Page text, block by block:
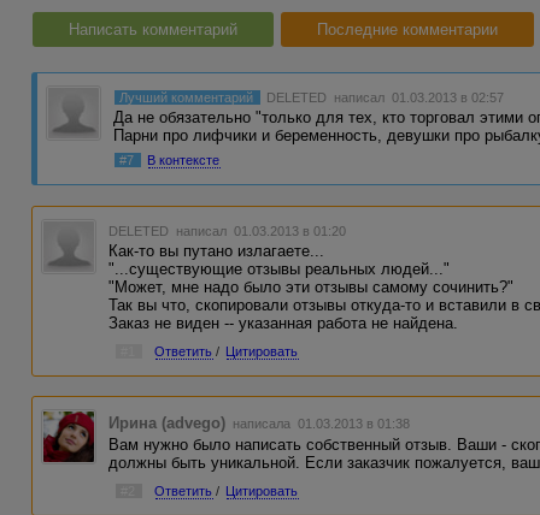
Написать комментарий Последние комментарии
Лучший комментарий DELETED написал 01.03.2013 в 02:57
Да не обязательно "только для тех, кто торговал этими
Парни про лифчики и беременность, девушки про
#7 В контексте
DELETED написал 01.03.2013 в 01:20
Как-то вы путано излагаете...
"...существующие отзывы реальных людей..."
"Может, мне надо было эти отзывы самому сочинить?"
Так вы что, скопировали отзывы откуда-то и вставили в
Заказ не виден -- указанная работа не найдена.
Ответить / Цитировать
Ирина (advego) написала 01.03.2013 в 01:38
Вам нужно было написать собственный отзыв. Ваши -
должны быть уникальной. Если заказчик пожалуется, ваш
Ответить / Цитировать